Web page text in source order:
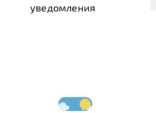
уведомления